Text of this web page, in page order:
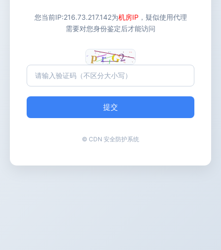
您当前IP:216.73.217.142为机房IP ，疑似使用代理
需要对您身份鉴定后才能访问
提交
© CDN 安全防护系统